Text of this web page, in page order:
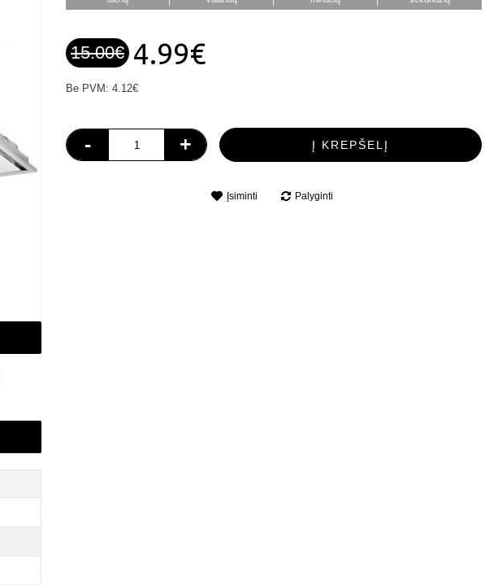
15.00€ 4.99€
Be PVM: 4.12€
- + Į KREPŠELĮ
Įsiminti Palyginti